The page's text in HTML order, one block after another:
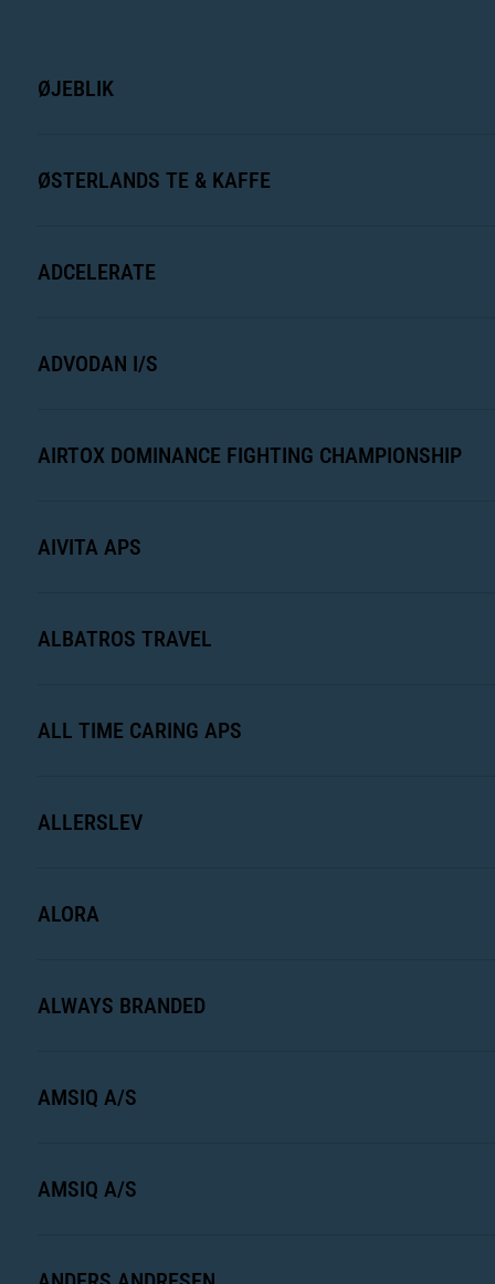
ØJEBLIK
ØSTERLANDS TE & KAFFE
ADCELERATE
ADVODAN I/S
AIRTOX DOMINANCE FIGHTING CHAMPIONSHIP
AIVITA APS
ALBATROS TRAVEL
ALL TIME CARING APS
ALLERSLEV
ALORA
ALWAYS BRANDED
AMSIQ A/S
AMSIQ A/S